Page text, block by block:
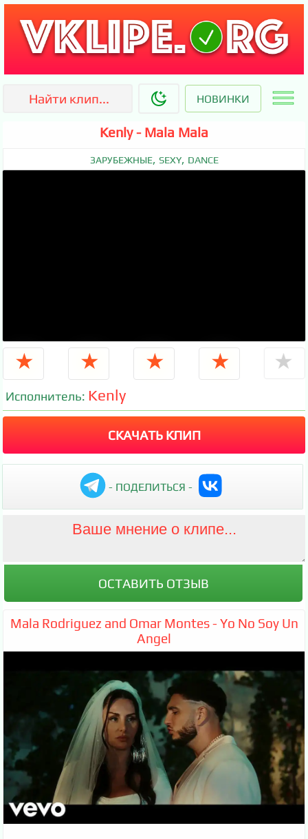
НОВИНКИ
Kenly - Mala Mala
ЗАРУБЕЖНЫЕ, SEXY, DANCE
★ ★ ★ ★ ★
Исполнитель: Kenly
СКАЧАТЬ КЛИП
- ПОДЕЛИТЬСЯ -
Mala Rodriguez and Omar Montes - Yo No Soy Un
Angel